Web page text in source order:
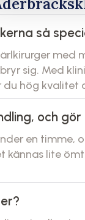
så
med
sig. Med
hög kvalitet
och
en timme,
kännas lite